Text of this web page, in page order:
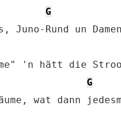
G
Juno-Rund un
'n hätt die
G